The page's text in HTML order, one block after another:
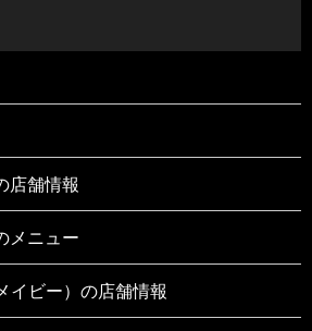
店舗情報
メニュー
イビー）の店舗情報